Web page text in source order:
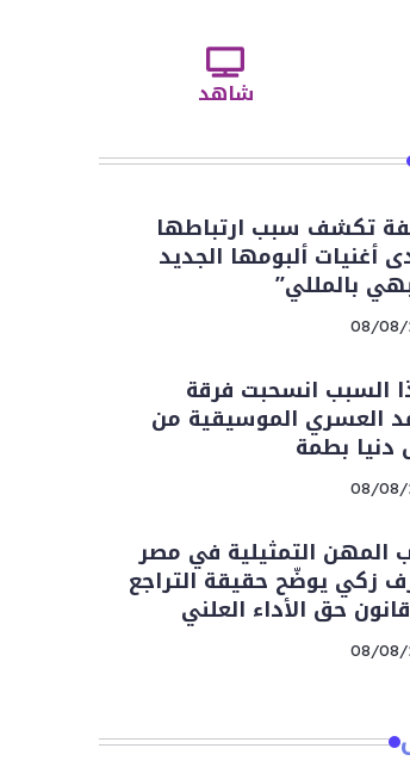
شاهد
تكشف سبب ارتباطها
أغنيات ألبومها الجديد
بالمللي”
08/08/
السبب انسحبت فرقة
العسري الموسيقية من
دنيا بطمة
08/08/
المهن التمثيلية في مصر
زكي يوضّح حقيقة التراجع
حق الأداء العلني
08/08/